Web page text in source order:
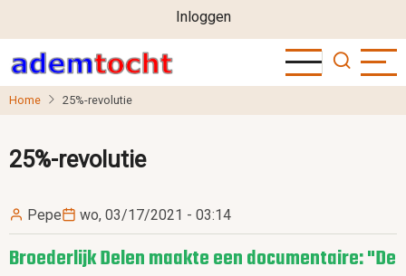
naar
de
inhoud
User
account
menu
Inloggen
Home 25%-revolutie
25%-revolutie
Pepe wo, 03/17/2021 - 03:14
Broederlijk Delen maakte een documentaire: "De